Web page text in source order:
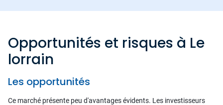
Opportunités et risques à Le
lorrain
Les opportunités
Ce marché présente peu d'avantages évidents. Les investisseurs